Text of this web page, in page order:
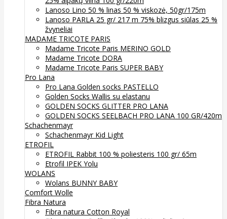
Lanoso Lino 50 % linas 50 % viskozė, 50gr/175m
Lanoso PARLA 25 gr/ 217 m 75% blizgus siūlas 25 %
žvyneliai
MADAME TRICOTE PARIS
Madame Tricote Paris MERINO GOLD
Madame Tricote DORA
Madame Tricote Paris SUPER BABY
Pro Lana
Pro Lana Golden socks PASTELLO
Golden Socks Wallis su elastanu
GOLDEN SOCKS GLITTER PRO LANA
GOLDEN SOCKS SEELBACH PRO LANA 100 GR/420m
Schachenmayr
Schachenmayr Kid Light
ETROFIL
ETROFIL Rabbit 100 % poliesteris 100 gr/ 65m
Etrofil IPEK Yolu
WOLANS
Wolans BUNNY BABY
Comfort Wolle
Fibra Natura
Fibra natura Cotton Royal